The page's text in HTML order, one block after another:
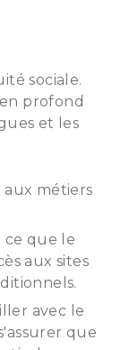
sociale.
profond
et les
aux métiers
ce que le
aux sites
avec le
que